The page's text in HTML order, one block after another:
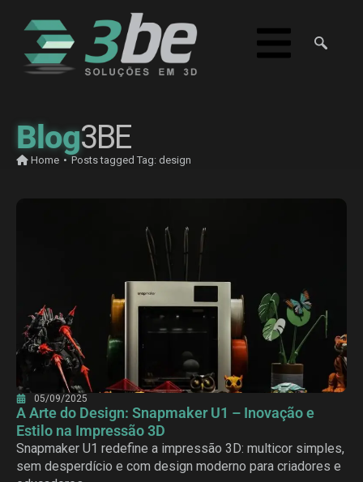
Blog3BE
Home • Posts tagged Tag: design
05/09/2025
A Arte do Design: Snapmaker U1 – Inovação e
Estilo na Impressão 3D
Snapmaker U1 redefine a impressão 3D: multicor simples,
sem desperdício e com design moderno para criadores e